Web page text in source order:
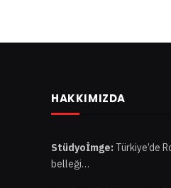
HAKKIMIZDA
Stüdyoİmge: Türkiye’de
belleği…